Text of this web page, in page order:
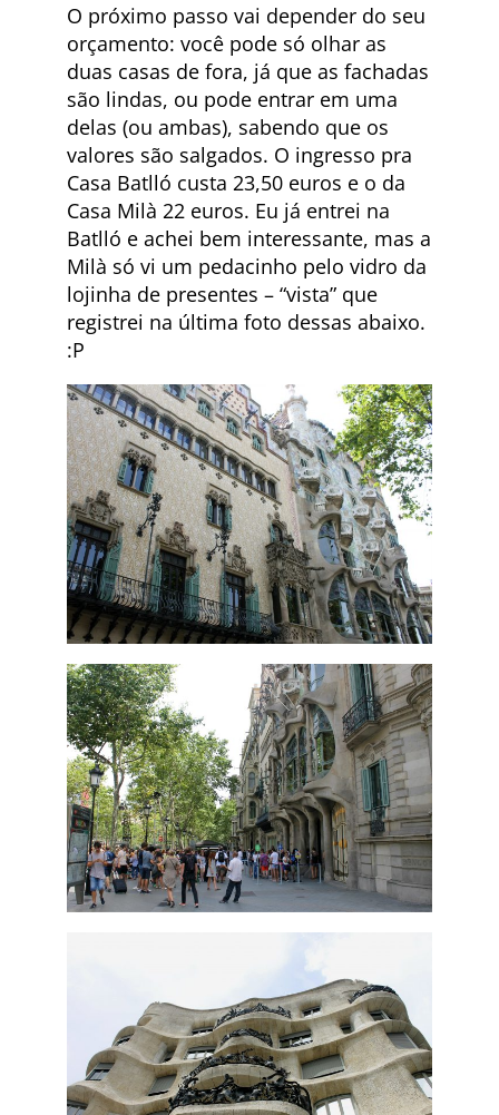
O próximo passo vai depender do seu
orçamento: você pode só olhar as
duas casas de fora, já que as fachadas
são lindas, ou pode entrar em uma
delas (ou ambas), sabendo que os
valores são salgados. O ingresso pra
Casa Batlló custa 23,50 euros e o da
Casa Milà 22 euros. Eu já entrei na
Batlló e achei bem interessante, mas a
Milà só vi um pedacinho pelo vidro da
lojinha de presentes – “vista” que
registrei na última foto dessas abaixo.
:P